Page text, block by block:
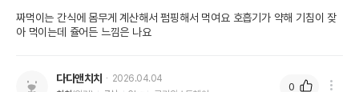
짜먹이는 간식에 몸무게 계산해서 펌핑해서 먹여요 호흡기가 약해 기침이 잦
아 먹이는데 쥴어든 느낌은 나요
다다앤치치
2026.04.04
0